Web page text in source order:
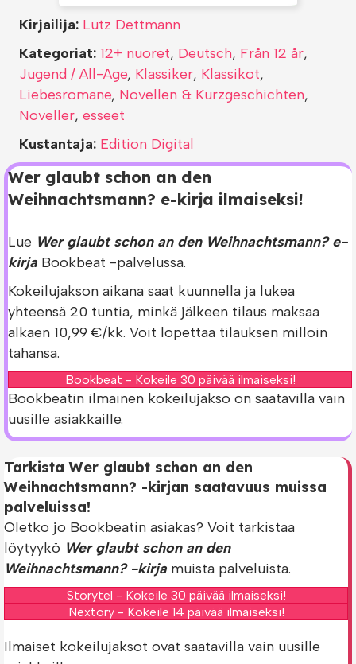
Wer glaubt schon an den
Weihnachtsmann? e-kirja ilmaiseksi!
Lue Wer glaubt schon an den Weihnachtsmann? e-
kirja Bookbeat -palvelussa.
Kokeilujakson aikana saat kuunnella ja lukea
yhteensä 20 tuntia, minkä jälkeen tilaus maksaa
alkaen 10,99 €/kk. Voit lopettaa tilauksen milloin
tahansa.
Bookbeat - Kokeile 30 päivää ilmaiseksi!
Bookbeatin ilmainen kokeilujakso on saatavilla vain
uusille asiakkaille.
Kirjailija: Lutz Dettmann
Kategoriat: 12+ nuoret, Deutsch, Från 12 år,
Jugend / All-Age, Klassiker, Klassikot,
Liebesromane, Novellen & Kurzgeschichten,
Noveller, esseet
Kustantaja: Edition Digital
Tarkista Wer glaubt schon an den
Weihnachtsmann? -kirjan saatavuus muissa
palveluissa!
Oletko jo Bookbeatin asiakas? Voit tarkistaa
löytyykö Wer glaubt schon an den
Weihnachtsmann? -kirja muista palveluista.
Storytel - Kokeile 30 päivää ilmaiseksi!
Nextory - Kokeile 14 päivää ilmaiseksi!
Ilmaiset kokeilujaksot ovat saatavilla vain uusille